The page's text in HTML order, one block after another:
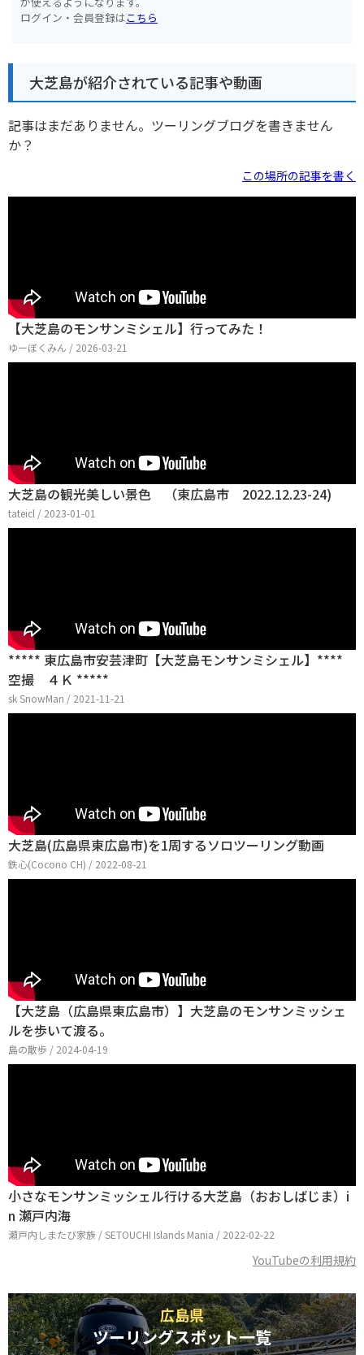
ログイン・会員登録はこちら
大芝島が紹介されている記事や動画
記事はまだありません。ツーリングブログを書きません
か？
この場所の記事を書く
【大芝島のモンサンミシェル】行ってみた！
ゆーぼくみん / 2026-03-21
大芝島の観光美しい景色 （東広島市 2022.12.23-24)
tateicl / 2023-01-01
***** 東広島市安芸津町【大芝島モンサンミシェル】****
空撮 ４Ｋ *****
sk SnowMan / 2021-11-21
大芝島(広島県東広島市)を1周するソロツーリング動画
鉄心(Cocono CH) / 2022-08-21
【大芝島（広島県東広島市）】大芝島のモンサンミッシェ
ルを歩いて渡る。
島の散歩 / 2024-04-19
小さなモンサンミッシェル行ける大芝島（おおしばじま）i
n 瀬戸内海
瀬戸内しまたび家族 / SETOUCHI Islands Mania / 2022-02-22
YouTubeの利用規約
広島県
ツーリングスポット一覧